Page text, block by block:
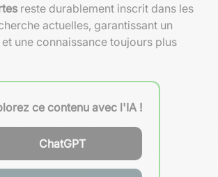
reste durablement inscrit dans les
actuelles, garantissant un
une connaissance toujours plus
ce contenu avec l'IA !
ChatGPT